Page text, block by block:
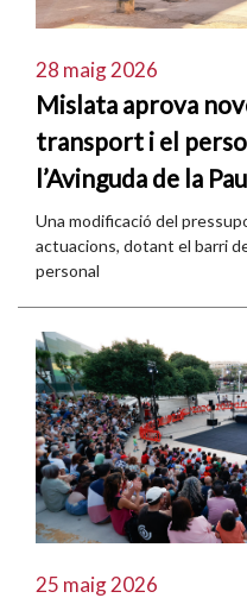
28 maig 2026
Mislata aprova
transport i el
l’Avinguda de la Pau
Una modificació del
actuacions, dotant el barri
personal
25 maig 2026